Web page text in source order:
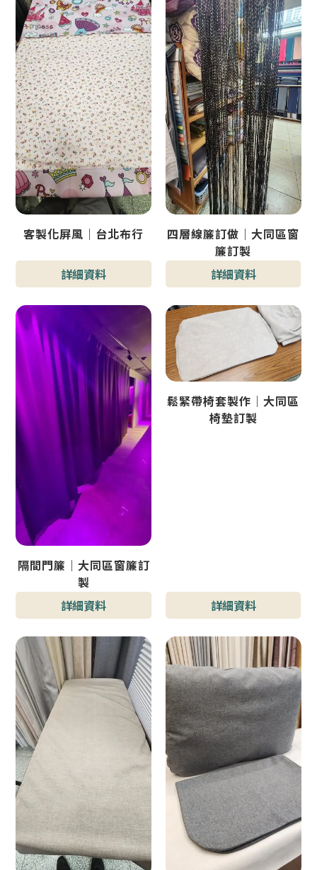
客製化屏風｜台北布行
詳細資料
四層線簾訂做｜大同區窗
簾訂製
詳細資料
隔間門簾｜大同區窗簾訂
製
型號 : 小酒吧隔間門簾
詳細資料
鬆緊帶椅套製作｜大同區
椅墊訂製
詳細資料